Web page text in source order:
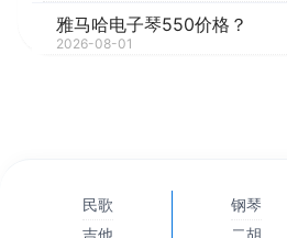
雅马哈电子琴550价格？
2026-08-01
民歌 钢琴
吉他
二胡